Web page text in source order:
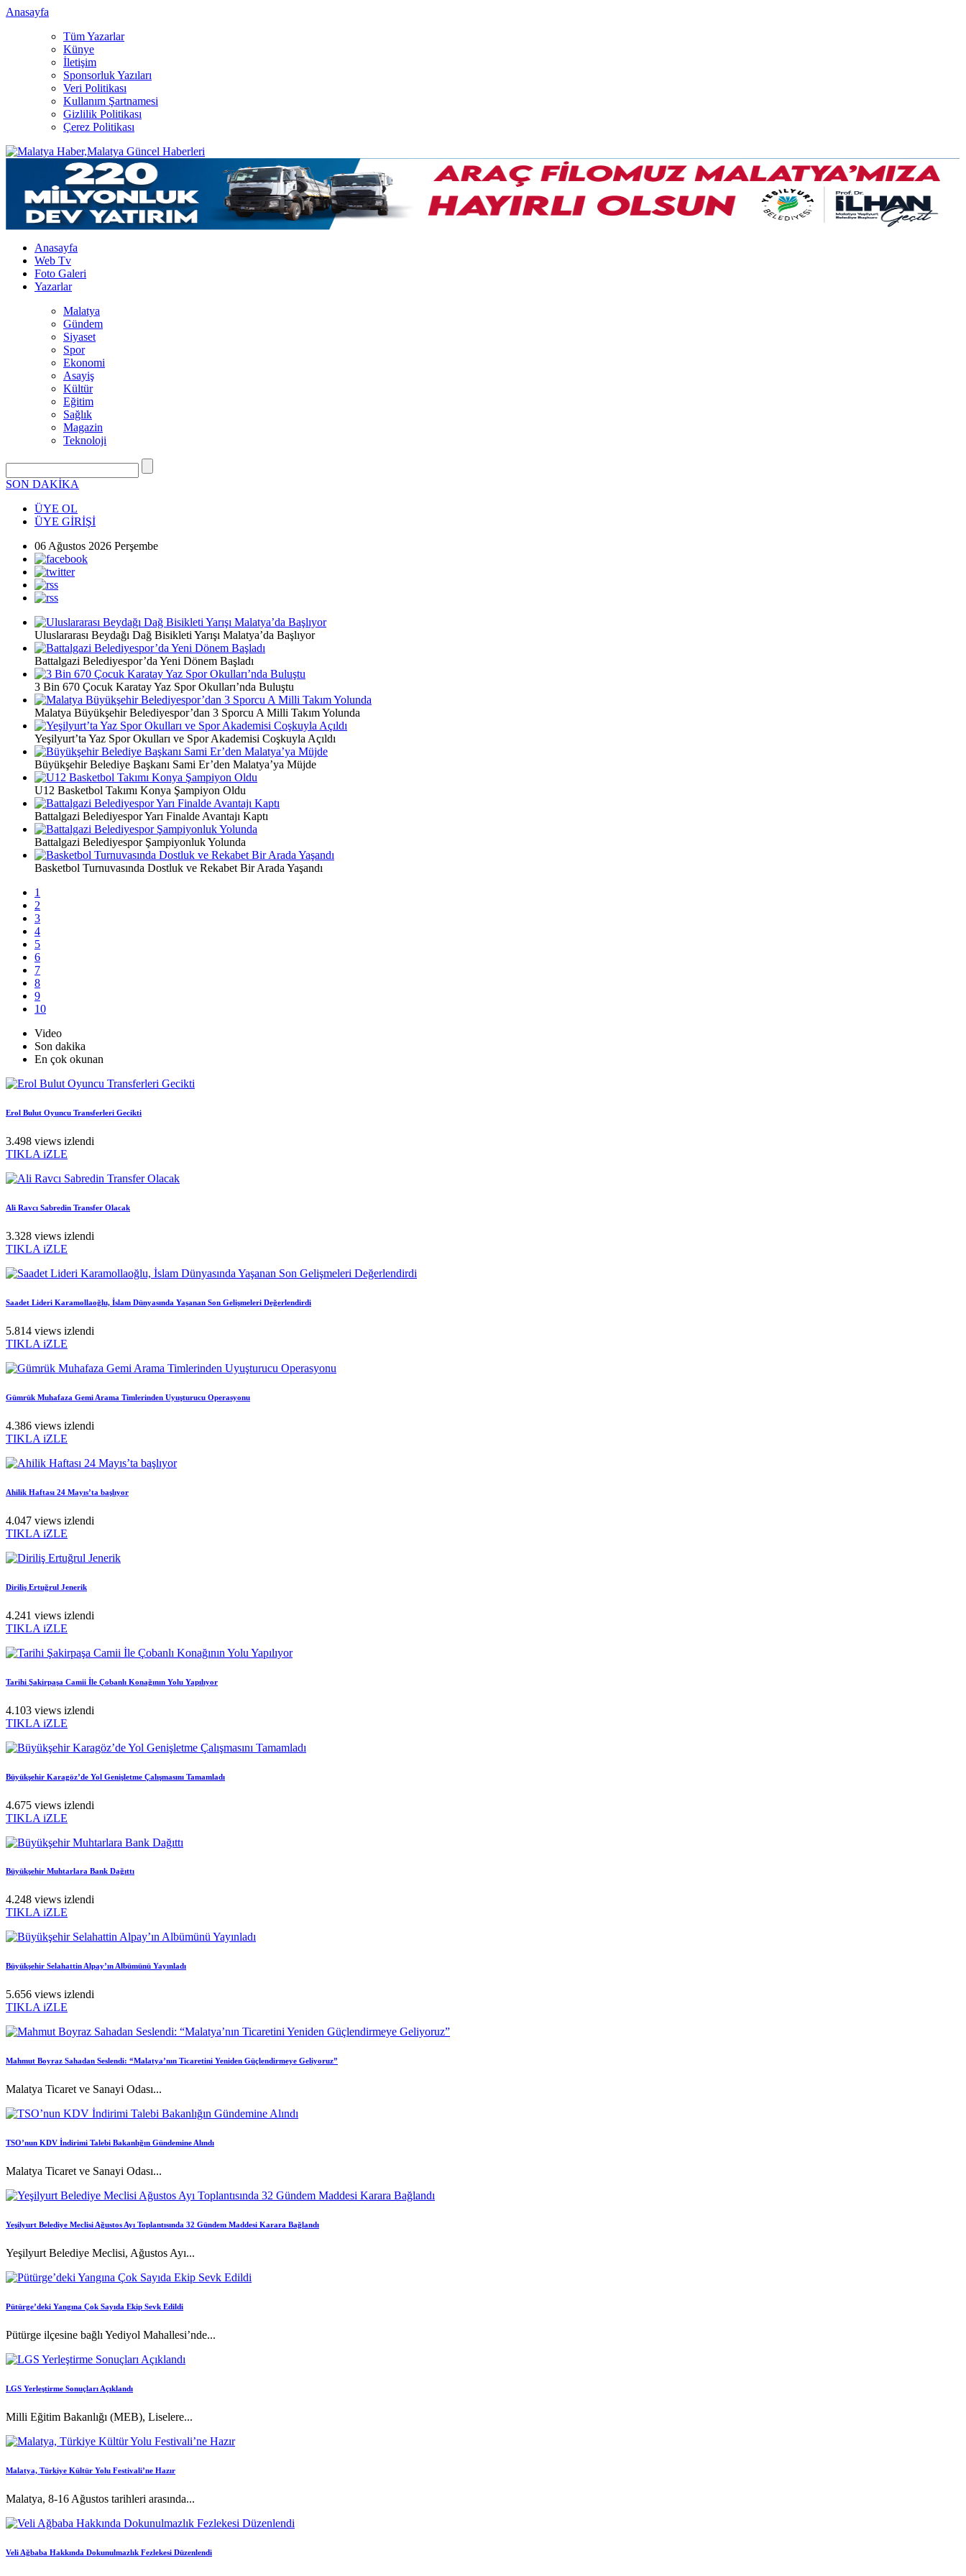
Anasayfa
Tüm Yazarlar
Künye
İletişim
Sponsorluk Yazıları
Veri Politikası
Kullanım Şartnamesi
Gizlilik Politikası
Çerez Politikası
Anasayfa
Web Tv
Foto Galeri
Yazarlar
Malatya
Gündem
Siyaset
Spor
Ekonomi
Asayiş
Kültür
Eğitim
Sağlık
Magazin
Teknoloji
SON DAKİKA
ÜYE OL
ÜYE GİRİŞİ
06 Ağustos 2026 Perşembe
Uluslararası Beydağı Dağ Bisikleti Yarışı Malatya’da Başlıyor
Battalgazi Belediyespor’da Yeni Dönem Başladı
3 Bin 670 Çocuk Karatay Yaz Spor Okulları’nda Buluştu
Malatya Büyükşehir Belediyespor’dan 3 Sporcu A Milli Takım Yolunda
Yeşilyurt’ta Yaz Spor Okulları ve Spor Akademisi Coşkuyla Açıldı
Büyükşehir Belediye Başkanı Sami Er’den Malatya’ya Müjde
U12 Basketbol Takımı Konya Şampiyon Oldu
Battalgazi Belediyespor Yarı Finalde Avantajı Kaptı
Battalgazi Belediyespor Şampiyonluk Yolunda
Basketbol Turnuvasında Dostluk ve Rekabet Bir Arada Yaşandı
1
2
3
4
5
6
7
8
9
10
Video
Son dakika
En çok okunan
Erol Bulut Oyuncu Transferleri Gecikti
3.498 views izlendi
TIKLA iZLE
Ali Ravcı Sabredin Transfer Olacak
3.328 views izlendi
TIKLA iZLE
Saadet Lideri Karamollaoğlu, İslam Dünyasında Yaşanan Son Gelişmeleri Değerlendirdi
5.814 views izlendi
TIKLA iZLE
Gümrük Muhafaza Gemi Arama Timlerinden Uyuşturucu Operasyonu
4.386 views izlendi
TIKLA iZLE
Ahilik Haftası 24 Mayıs’ta başlıyor
4.047 views izlendi
TIKLA iZLE
Diriliş Ertuğrul Jenerik
4.241 views izlendi
TIKLA iZLE
Tarihi Şakirpaşa Camii İle Çobanlı Konağının Yolu Yapılıyor
4.103 views izlendi
TIKLA iZLE
Büyükşehir Karagöz’de Yol Genişletme Çalışmasını Tamamladı
4.675 views izlendi
TIKLA iZLE
Büyükşehir Muhtarlara Bank Dağıttı
4.248 views izlendi
TIKLA iZLE
Büyükşehir Selahattin Alpay’ın Albümünü Yayınladı
5.656 views izlendi
TIKLA iZLE
Mahmut Boyraz Sahadan Seslendi: “Malatya’nın Ticaretini Yeniden Güçlendirmeye Geliyoruz”
Malatya Ticaret ve Sanayi Odası...
TSO’nun KDV İndirimi Talebi Bakanlığın Gündemine Alındı
Malatya Ticaret ve Sanayi Odası...
Yeşilyurt Belediye Meclisi Ağustos Ayı Toplantısında 32 Gündem Maddesi Karara Bağlandı
Yeşilyurt Belediye Meclisi, Ağustos Ayı...
Pütürge’deki Yangına Çok Sayıda Ekip Sevk Edildi
Pütürge ilçesine bağlı Yediyol Mahallesi’nde...
LGS Yerleştirme Sonuçları Açıklandı
Milli Eğitim Bakanlığı (MEB), Liselere...
Malatya, Türkiye Kültür Yolu Festivali’ne Hazır
Malatya, 8-16 Ağustos tarihleri arasında...
Veli Ağbaba Hakkında Dokunulmazlık Fezlekesi Düzenlendi